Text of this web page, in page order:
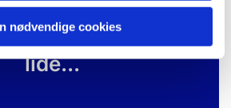
nødvendige cookies
også kunne
lide...